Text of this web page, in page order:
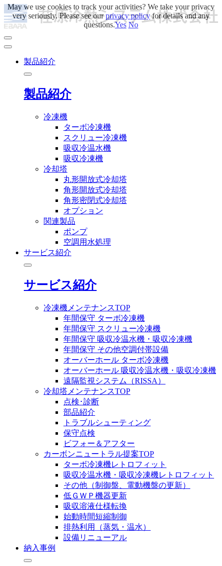
製品紹介
製品紹介
冷凍機
ターボ冷凍機
スクリュー冷凍機
吸収冷温水機
吸収冷凍機
冷却塔
丸形開放式冷却塔
角形開放式冷却塔
角形密閉式冷却塔
オプション
関連製品
ポンプ
空調用水処理
サービス紹介
サービス紹介
冷凍機メンテナンスTOP
年間保守 ターボ冷凍機
年間保守 スクリュー冷凍機
年間保守 吸収冷温水機・吸収冷凍機
年間保守 その他空調付帯設備
オーバーホール ターボ冷凍機
オーバーホール 吸収冷温水機・吸収冷凍機
遠隔監視システム（RISSA）
冷却塔メンテナンスTOP
点検･診断
部品紹介
トラブルシューティング
保守点検
ビフォー＆アフター
カーボンニュートラル提案TOP
ターボ冷凍機レトロフィット
吸収冷温水機・吸収冷凍機レトロフィット
その他（制御盤、電動機盤の更新）
低ＧＷＰ機器更新
吸収溶液仕様転換
始動時間短縮制御
排熱利用（蒸気・温水）
設備リニューアル
納入事例
May we use cookies to track your activities? We take your privacy
very seriously. Please see ourprivacy policyfor details and any
questions.Yes No